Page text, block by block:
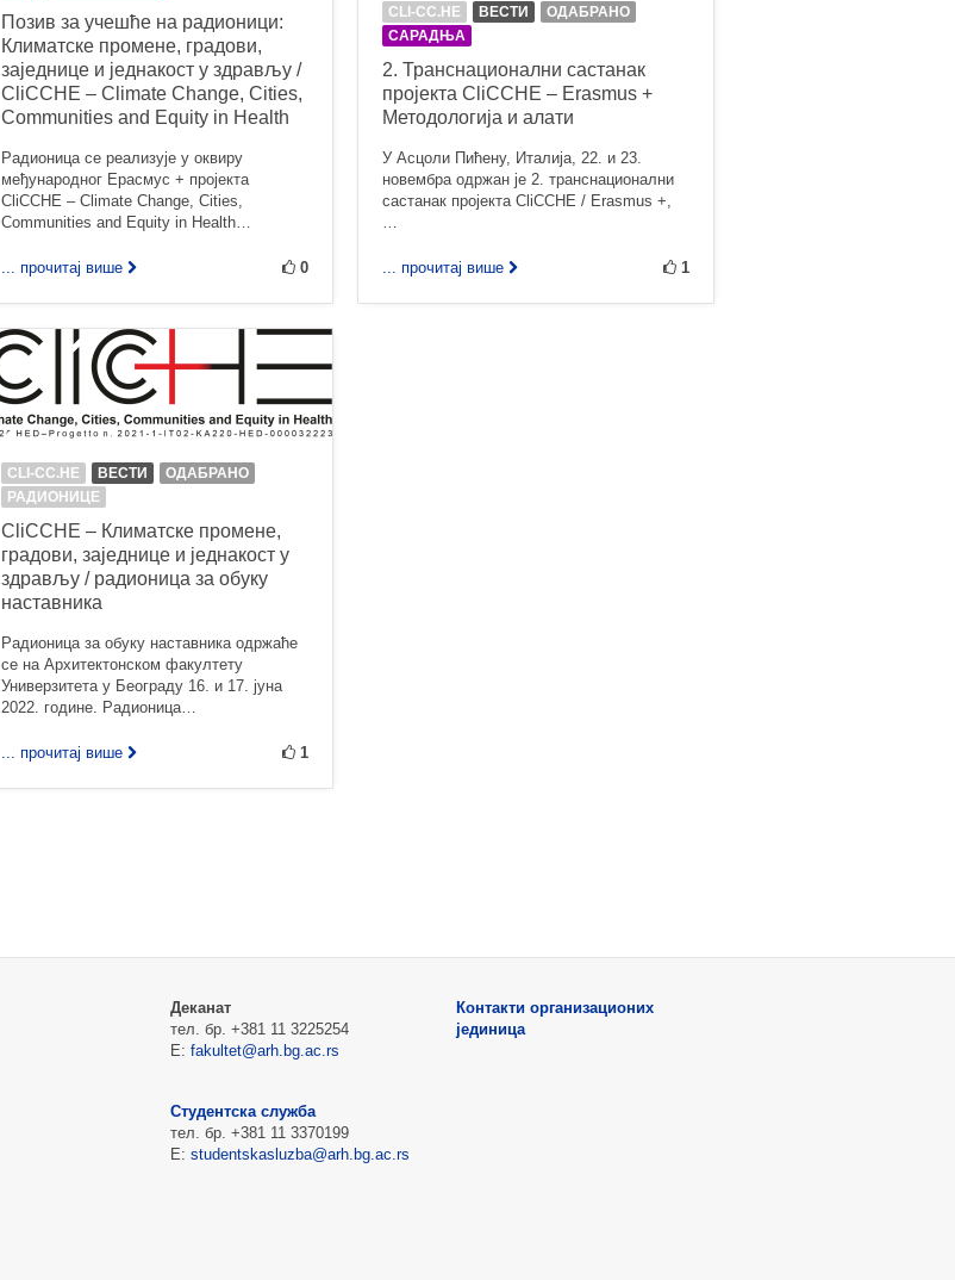
Позив за учешће на радионици:
Климатске промене, градови,
заједнице и једнакост у здрављу /
CliCCHE – Climate Change, Cities,
Communities and Equity in Health
Радионица се реализује у оквиру
међународног Ерасмус + пројекта
CliCCHE – Climate Change, Cities,
Communities and Equity in Health…
... прочитај више 0
CLI-CC.HE ВЕСТИ
ОДАБРАНО
САРАДЊА
2. Транснационални састанак
пројекта CliCCHE – Erasmus +
Методологија и алати
У Асцоли Пићену, Италија, 22. и 23.
новембра одржан је 2. транснационални
састанак пројекта CliCCHE / Erasmus +,
... прочитај више 1
CLI-CC.HE ВЕСТИ
ОДАБРАНО
РАДИОНИЦЕ
CliCCHE – Климатске промене,
градови, заједнице и једнакост у
здрављу / радионица за обуку
наставника
Радионица за обуку наставника одржаће
се на Архитектонском факултету
Универзитета у Београду 16. и 17. јуна
2022. године. Радионица…
... прочитај више 1
Деканат
тел. бр. +381 11 3225254
Е: fakultet@arh.bg.ac.rs
Студентска служба
тел. бр. +381 11 3370199
Е: studentskasluzba@arh.bg.ac.rs
Контакти организационих
јединица